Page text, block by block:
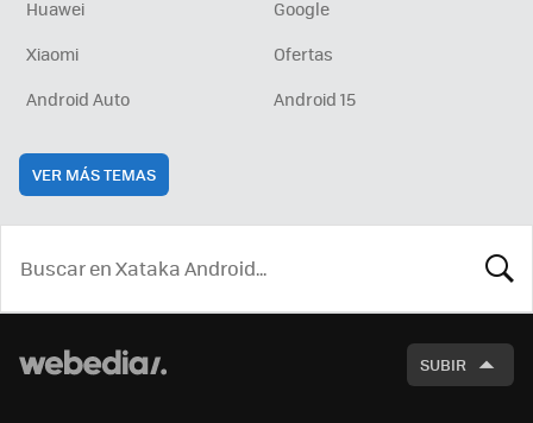
Huawei
Google
Xiaomi
Ofertas
Android Auto
Android 15
VER MÁS TEMAS
SUBIR